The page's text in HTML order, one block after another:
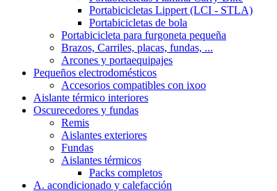
Portabicicletas Lippert (LCI - STLA)
Portabicicletas de bola
Portabicicleta para furgoneta pequeña
Brazos, Carriles, placas, fundas, ...
Arcones y portaequipajes
Pequeños electrodomésticos
Accesorios compatibles con ixoo
Aislante térmico interiores
Oscurecedores y fundas
Remis
Aislantes exteriores
Fundas
Aislantes térmicos
Packs completos
A. acondicionado y calefacción